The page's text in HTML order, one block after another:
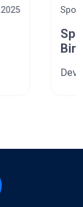
23.12.2024